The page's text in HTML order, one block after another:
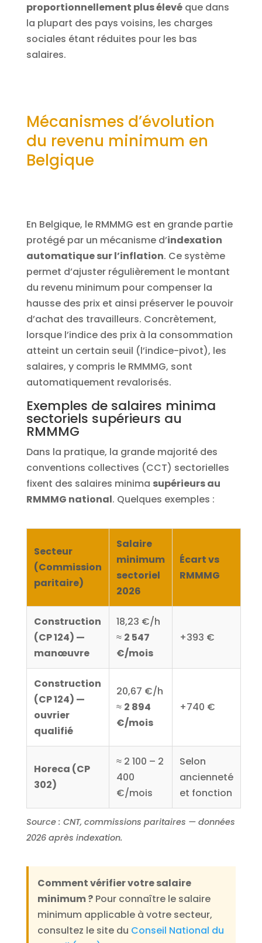
proportionnellement plus élevéque dans
la plupart des pays voisins, les charges
sociales étant réduites pour les bas
salaires.
Mécanismes d’évolution
du revenu minimum en
Belgique
En Belgique, le RMMMG est en grande partie
protégé par un mécanisme d’indexation
automatique sur l’inflation. Ce système
permet d’ajuster régulièrement le montant
du revenu minimum pour compenser la
hausse des prix et ainsi préserver le pouvoir
d’achat des travailleurs. Concrètement,
lorsque l’indice des prix à la consommation
atteint un certain seuil (l’indice-pivot), les
salaires, y compris le RMMMG, sont
automatiquement revalorisés.
Exemples de salaires minima
sectoriels supérieurs au
RMMMG
Dans la pratique, la grande majorité des
conventions collectives (CCT) sectorielles
fixent des salaires minima supérieurs au
RMMMG national. Quelques exemples :
Secteur
(Commission
paritaire)
Salaire
minimum
sectoriel
2026
Écart vs
RMMMG
Construction
(CP 124) —
manœuvre
18,23 €/h
≈ 2 547
€/mois
+393 €
Construction
(CP 124) —
ouvrier
qualifié
20,67 €/h
≈ 2 894
€/mois
+740 €
Horeca (CP
302)
≈ 2 100 – 2
400
€/mois
Selon
ancienneté
et fonction
Source : CNT, commissions paritaires — données
2026 après indexation.
Comment vérifier votre salaire
minimum ?Pour connaître le salaire
minimum applicable à votre secteur,
consultez le site du Conseil National du